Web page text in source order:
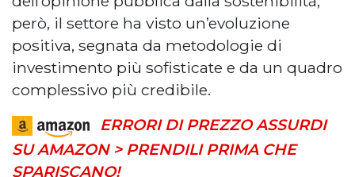
però, il settore ha visto un’evoluzione
positiva, segnata da metodologie di
investimento più sofisticate e da un quadro
complessivo più credibile.
ERRORI DI PREZZO ASSURDI
SU AMAZON > PRENDILI PRIMA CHE
SPARISCANO!